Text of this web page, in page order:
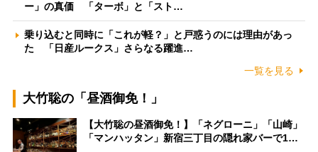
ー」の真価 「ターボ」と「スト…
乗り込むと同時に「これが軽？」と戸惑うのには理由があっ
た 「日産ルークス」さらなる躍進…
一覧を見る
大竹聡の「昼酒御免！」
【大竹聡の昼酒御免！】「ネグローニ」「山崎」
「マンハッタン」新宿三丁目の隠れ家バーで1…